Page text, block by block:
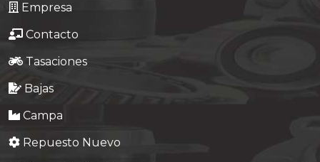
Empresa
Contacto
Tasaciones
Bajas
Campa
Repuesto Nuevo